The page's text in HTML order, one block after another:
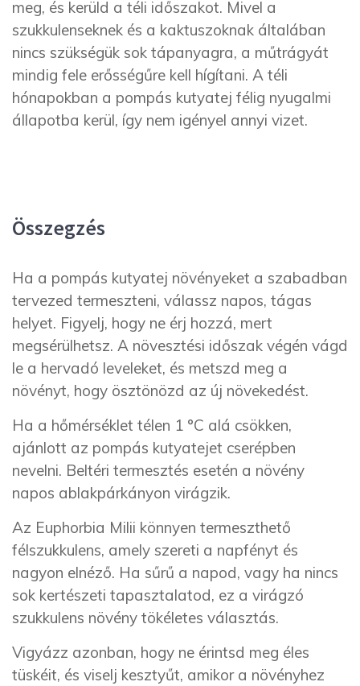
meg, és kerüld a téli időszakot. Mivel a
szukkulenseknek és a kaktuszoknak általában
nincs szükségük sok tápanyagra, a műtrágyát
mindig fele erősségűre kell hígítani. A téli
hónapokban a pompás kutyatej félig nyugalmi
állapotba kerül, így nem igényel annyi vizet.
Összegzés
Ha a pompás kutyatej növényeket a szabadban
tervezed termeszteni, válassz napos, tágas
helyet. Figyelj, hogy ne érj hozzá, mert
megsérülhetsz. A növesztési időszak végén vágd
le a hervadó leveleket, és metszd meg a
növényt, hogy ösztönözd az új növekedést.
Ha a hőmérséklet télen 1 °C alá csökken,
ajánlott az pompás kutyatejet cserépben
nevelni. Beltéri termesztés esetén a növény
napos ablakpárkányon virágzik.
Az Euphorbia Milii könnyen termeszthető
félszukkulens, amely szereti a napfényt és
nagyon elnéző. Ha sűrű a napod, vagy ha nincs
sok kertészeti tapasztalatod, ez a virágzó
szukkulens növény tökéletes választás.
Vigyázz azonban, hogy ne érintsd meg éles
tüskéit, és viselj kesztyűt, amikor a növényhez